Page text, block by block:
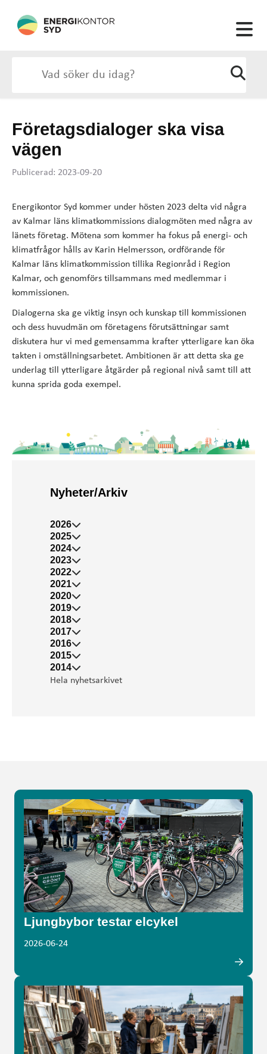
Företagsdialoger ska visa
vägen
Publicerad: 2023-09-20
Energikontor Syd kommer under hösten 2023 delta vid några
av Kalmar läns klimatkommissions dialogmöten med några av
länets företag. Mötena som kommer ha fokus på energi- och
klimatfrågor hålls av Karin Helmersson, ordförande för
Kalmar läns klimatkommission tillika Regionråd i Region
Kalmar, och genomförs tillsammans med medlemmar i
kommissionen.
Dialogerna ska ge viktig insyn och kunskap till kommissionen
och dess huvudmän om företagens förutsättningar samt
diskutera hur vi med gemensamma krafter ytterligare kan öka
takten i omställningsarbetet. Ambitionen är att detta ska ge
underlag till ytterligare åtgärder på regional nivå samt till att
kunna sprida goda exempel.
Nyheter/Arkiv
2026
2025
2024
2023
2022
2021
2020
2019
2018
2017
2016
2015
2014
Hela nyhetsarkivet
Ljungbybor testar elcykel
2026-06-24